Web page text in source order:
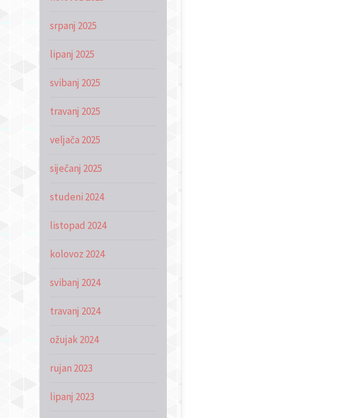
srpanj 2025
lipanj 2025
svibanj 2025
travanj 2025
veljača 2025
siječanj 2025
studeni 2024
listopad 2024
kolovoz 2024
svibanj 2024
travanj 2024
ožujak 2024
rujan 2023
lipanj 2023